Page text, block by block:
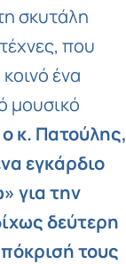
σκυτάλη
που
ένα
μουσικό
ο κ. Πατούλης,
εγκάρδιο
για την
δεύτερη
τους